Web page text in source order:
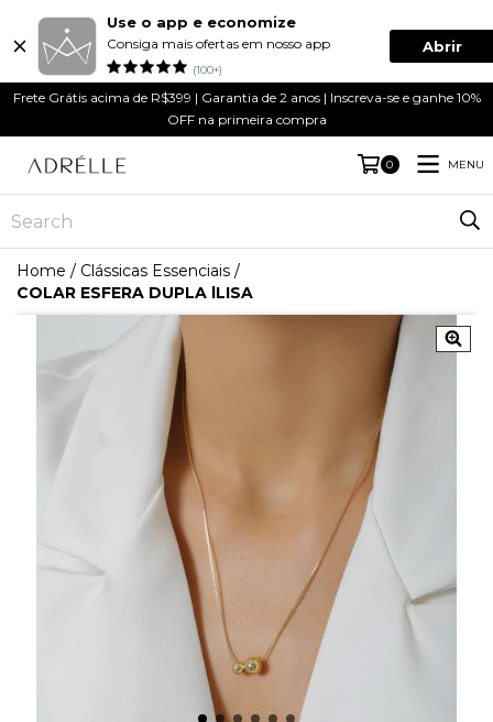
Use o app e economize
Consiga mais ofertas em nosso app
(100+)
Abrir
Frete Grátis acima de R$399 | Garantia de 2 anos | Inscreva-se e ganhe 10%
OFF na primeira compra
0 MENU
Home / Clássicas Essenciais /
COLAR ESFERA DUPLA lLISA